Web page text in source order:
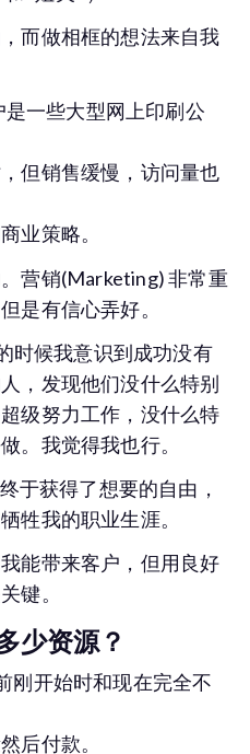
而做相框的想法来自我
一些大型网上印刷公
但销售缓慢，访问量也
业策略。
营销(Marketing) 非常重
是有信心弄好。
时候我意识到成功没有
，发现他们没什么特别
级努力工作，没什么特
。我觉得我也行。
于获得了想要的自由，
牲我的职业生涯。
能带来客户，但用良好
键。
少资源？
刚开始时和现在完全不
后付款。